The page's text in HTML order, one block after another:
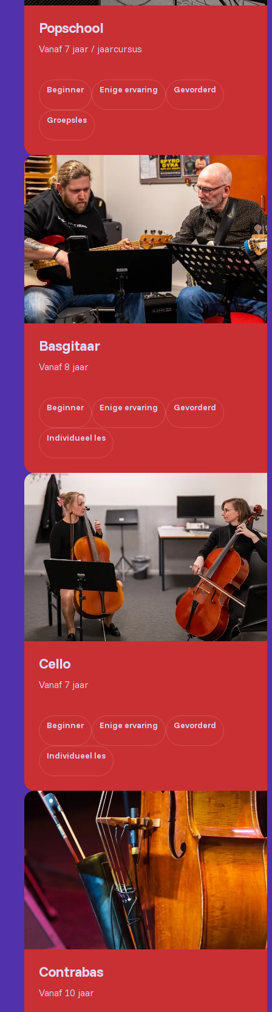
Popschool
Vanaf 7 jaar / jaarcursus
Beginner Enige ervaring Gevorderd
Groepsles
Basgitaar
Vanaf 8 jaar
Beginner Enige ervaring Gevorderd
Individueel les
Cello
Vanaf 7 jaar
Beginner Enige ervaring Gevorderd
Individueel les
Contrabas
Vanaf 10 jaar